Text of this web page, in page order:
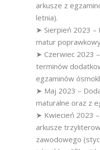
arkusze z
letnia).
➤ Sierpień 2023 –
matur
➤ Czerwiec 2023
terminów
egzaminów
➤ Maj 2023 –
maturalne oraz z
➤ Kwiecień 2023
arkusze
zawodowego